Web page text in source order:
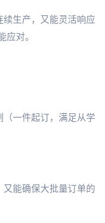
生产，又能灵活响应
对。
一件起订，满足从学
能确保大批量订单的